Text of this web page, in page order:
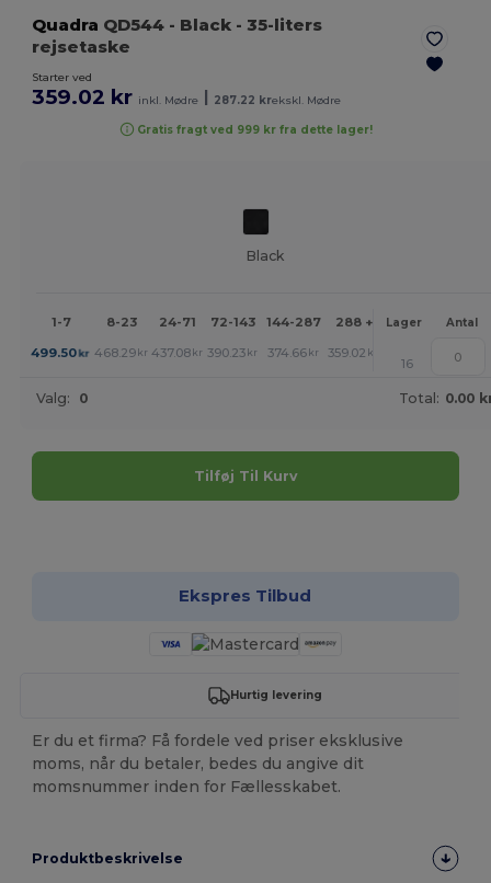
Quadra QD544 - Black - 35-liters
rejsetaske
Starter ved
359.02 kr inkl. Mødre 287.22 krekskl. Mødre
Gratis fragt ved 999 kr fra dette lager!
Black
1-7 8-23 24-71 72-143 144-287 288 + Mere
Lager Antal
499.50kr 468.29 kr 437.08 kr 390.23 kr 374.66 kr 359.02 kr +
16
Valg: 0 Total: 0.00
Tilføj Til Kurv
Ekspres Tilbud
Hurtig levering
Er du et firma? Få fordele ved priser eksklusive
moms, når du betaler, bedes du angive dit
momsnummer inden for Fællesskabet.
Produktbeskrivelse